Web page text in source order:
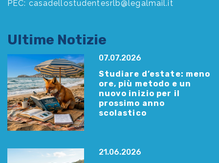
PEC: casadellostudentesrlb@legalmail.it
Ultime Notizie
07.07.2026
Studiare d’estate: meno
ore, più metodo e un
nuovo inizio per il
prossimo anno
scolastico
21.06.2026